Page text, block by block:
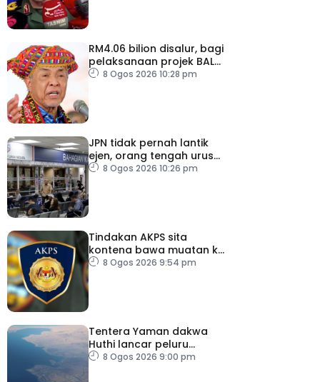
RM4.06 bilion disalur, bagi
pelaksanaan projek BALB
di Sabah
8 Ogos 2026 10:28 pm
JPN tidak pernah lantik
ejen, orang tengah urus
dokumentasi
8 Ogos 2026 10:26 pm
Tindakan AKPS sita
kontena bawa muatan ke
Israel bukti ketegasan
8 Ogos 2026 9:54 pm
Tentera Yaman dakwa
Huthi lancar peluru
berpandu ke arah Laut
8 Ogos 2026 9:00 pm